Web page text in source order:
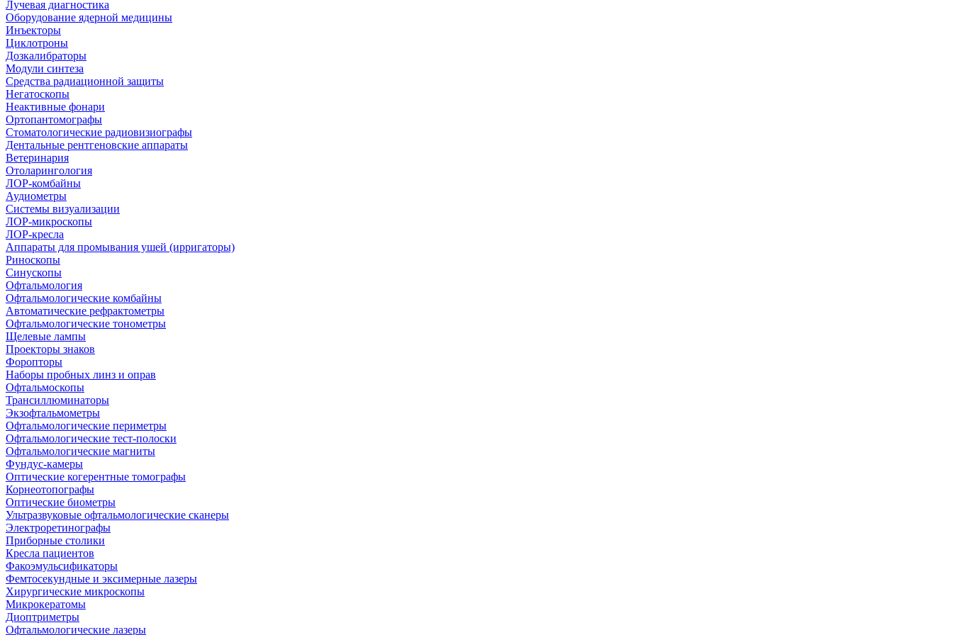
Лучевая диагностика
Оборудование ядерной медицины
Инъекторы
Циклотроны
Дозкалибраторы
Модули синтеза
Средства радиационной защиты
Негатоскопы
Неактивные фонари
Ортопантомографы
Стоматологические радиовизиографы
Дентальные рентгеновские аппараты
Ветеринария
Отоларингология
ЛОР-комбайны
Аудиометры
Системы визуализации
ЛОР-микроскопы
ЛОР-кресла
Аппараты для промывания ушей (ирригаторы)
Риноскопы
Синускопы
Офтальмология
Офтальмологические комбайны
Автоматические рефрактометры
Офтальмологические тонометры
Щелевые лампы
Проекторы знаков
Форопторы
Наборы пробных линз и оправ
Офтальмоскопы
Трансиллюминаторы
Экзофтальмометры
Офтальмологические периметры
Офтальмологические тест-полоски
Офтальмологические магниты
Фундус-камеры
Оптические когерентные томографы
Корнеотопографы
Оптические биометры
Ультразвуковые офтальмологические сканеры
Электроретинографы
Приборные столики
Кресла пациентов
Факоэмульсификаторы
Фемтосекундные и эксимерные лазеры
Хирургические микроскопы
Микрокератомы
Диоптриметры
Офтальмологические лазеры